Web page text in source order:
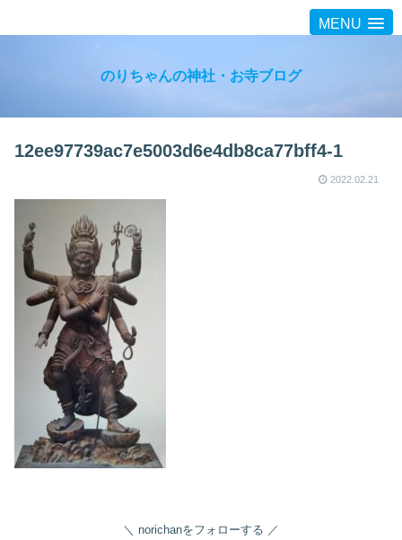
MENU
のりちゃんの神社・お寺ブログ
12ee97739ac7e5003d6e4db8ca77bff4-1
2022.02.21
norichanをフォローする